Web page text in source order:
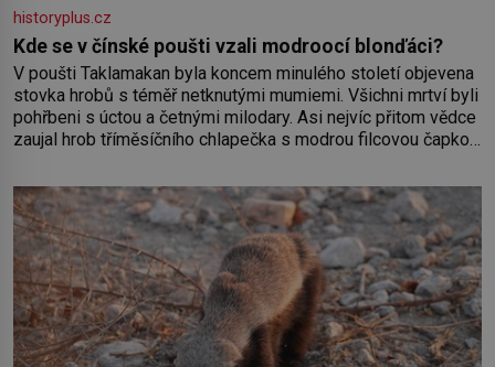
historyplus.cz
Kde se v čínské poušti vzali modroocí blonďáci?
V poušti Taklamakan byla koncem minulého století objevena
stovka hrobů s téměř netknutými mumiemi. Všichni mrtví byli
pohřbeni s úctou a četnými milodary. Asi nejvíc přitom vědce
zaujal hrob tříměsíčního chlapečka s modrou filcovou čapkou,
nesmírně dobře zachovalá, přičítají odborníci zdejším
klimatickým podmínkám. Sucho, prosolené písky a extrémně